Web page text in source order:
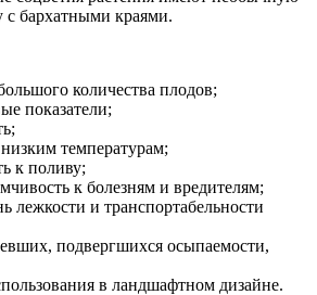
бархатными краями.
количества плодов;
показатели;
температурам;
к поливу;
к болезням и вредителям;
лежкости и транспортабельности
подвергшихся осыпаемости,
в ландшафтном дизайне.